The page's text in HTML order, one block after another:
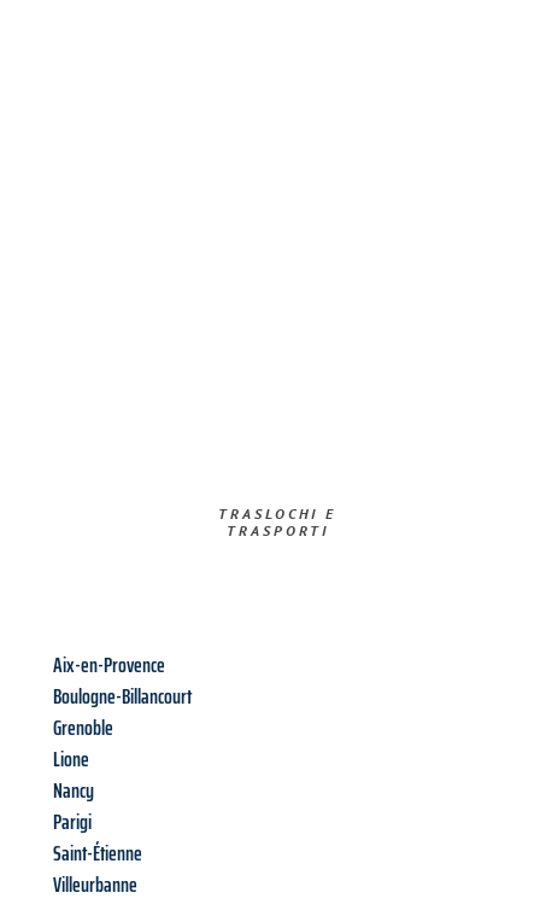
TRASLOCHI E
TRASPORTI​
Aix-en-Provence
Boulogne-Billancourt
Grenoble
Lione
Nancy
Parigi
Saint-Étienne
Villeurbanne